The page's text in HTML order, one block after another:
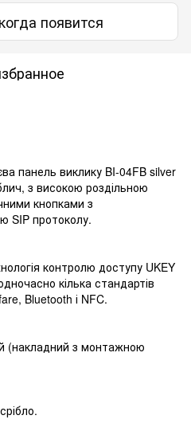
появится
панель виклику BI-04FB silver
з високою роздільною
кнопками з
SIP протоколу.
контролю доступу UKEY
кілька стандартів
Bluetooth і NFC.
(накладний з монтажною